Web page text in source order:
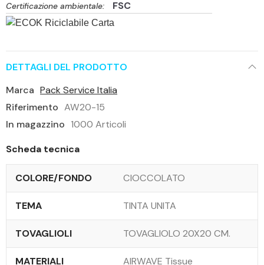
Certificazione ambientale: FSC
DETTAGLI DEL PRODOTTO
Marca Pack Service Italia
Riferimento AW20-15
In magazzino 1000 Articoli
Scheda tecnica
COLORE/FONDO CIOCCOLATO
TEMA TINTA UNITA
TOVAGLIOLI TOVAGLIOLO 20X20 CM.
MATERIALI AIRWAVE Tissue